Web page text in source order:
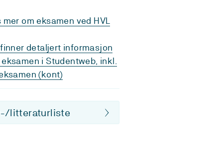
mer om eksamen ved HVL
detaljert informasjon
eksamen i Studentweb, inkl.
(kont)
litteraturliste